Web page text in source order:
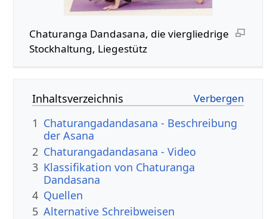
Chaturanga Dandasana, die viergliedrige
Stockhaltung, Liegestütz
Inhaltsverzeichnis
1 Chaturangadandasana - Beschreibung
der Asana
2 Chaturangadandasana - Video
3 Klassifikation von Chaturanga
Dandasana
4 Quellen
5 Alternative Schreibweisen